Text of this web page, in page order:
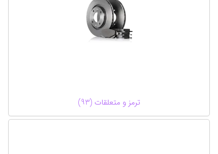
ترمز و متعلقات (93)